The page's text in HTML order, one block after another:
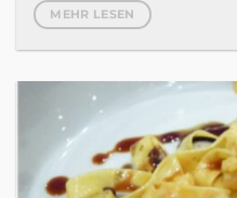
MEHR LESEN